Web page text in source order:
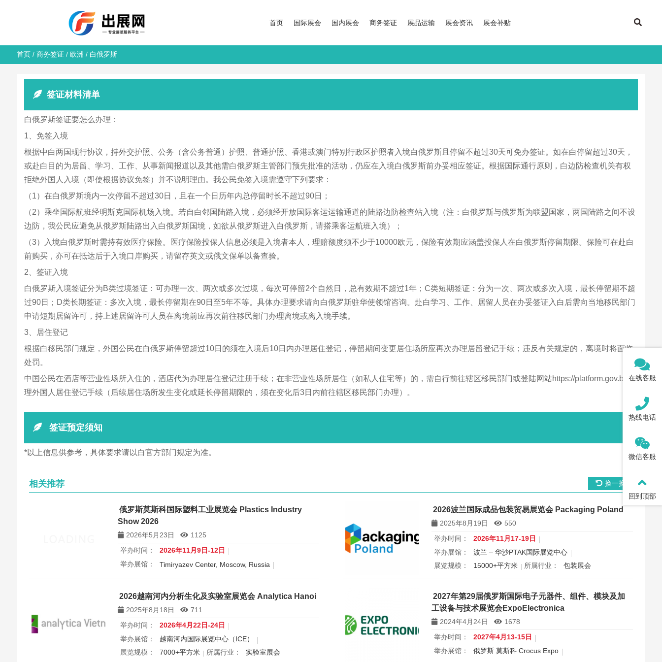
首页 国际展会 国内展会 商务签证 展品运输 展会资讯 展会补贴
首页/ 商务签证 / 欧洲 / 白俄罗斯
签证材料清单
白俄罗斯签证要怎么办理：
1、免签入境
根据中白两国现行协议，持外交护照、公务（含公务普通）护照、普通护照、香港或澳门特别行政区护照者入境白俄罗斯且停留不超过30天可免办签证。如在白停留超过30天，
或赴白目的为居留、学习、工作、从事新闻报道以及其他需白俄罗斯主管部门预先批准的活动，仍应在入境白俄罗斯前办妥相应签证。根据国际通行原则，白边防检查机关有权
拒绝外国人入境（即使根据协议免签）并不说明理由。我公民免签入境需遵守下列要求：
（1）在白俄罗斯境内一次停留不超过30日，且在一个日历年内总停留时长不超过90日；
（2）乘坐国际航班经明斯克国际机场入境。若自白邻国陆路入境，必须经开放国际客运运输通道的陆路边防检查站入境（注：白俄罗斯与俄罗斯为联盟国家，两国陆路之间不设
边防，我公民应避免从俄罗斯陆路出入白俄罗斯国境，如欲从俄罗斯进入白俄罗斯，请搭乘客运航班入境）；
（3）入境白俄罗斯时需持有效医疗保险。医疗保险投保人信息必须是入境者本人，理赔额度须不少于10000欧元，保险有效期应涵盖投保人在白俄罗斯停留期限。保险可在赴白
前购买，亦可在抵达后于入境口岸购买，请留存英文或俄文保单以备查验。
2、签证入境
白俄罗斯入境签证分为B类过境签证：可办理一次、两次或多次过境，每次可停留2个自然日，总有效期不超过1年；C类短期签证：分为一次、两次或多次入境，最长停留期不超
过90日；D类长期签证：多次入境，最长停留期在90日至5年不等。具体办理要求请向白俄罗斯驻华使领馆咨询。赴白学习、工作、居留人员在办妥签证入白后需向当地移民部门
申请短期居留许可，持上述居留许可人员在离境前应再次前往移民部门办理离境或离入境手续。
3、居住登记
根据白移民部门规定，外国公民在白俄罗斯停留超过10日的须在入境后10日内办理居住登记，停留期间变更居住场所应再次办理居留登记手续；违反有关规定的，离境时将面临
处罚。
中国公民在酒店等营业性场所入住的，酒店代为办理居住登记注册手续；在非营业性场所居住（如私人住宅等）的，需自行前往辖区移民部门或登陆网站https://platform.gov.by/办
理外国人居住登记手续（后续居住场所发生变化或延长停留期限的，须在变化后3日内前往辖区移民部门办理）。
签证预定须知
*以上信息供参考，具体要求请以白官方部门规定为准。
相关推荐 换一换
俄罗斯莫斯科国际塑料工业展览会 Plastics Industry
Show 2026
2026年5月23日
1125
举办时间：
2026年11月9日-12日
举办展馆：
Timiryazev Center, Moscow, Russia
展览规模：
8000+ 平方米 所属行业：
塑料橡胶机械
Plastics Industry Show 2026将于2026年11月9-12日在俄罗斯莫
斯科Timiryazev Center举办，是TECHNOFORUM机械工程与材
料加工展的塑料工业专属板块。
2026波兰国际成品包装贸易展览会 Packaging Poland
2025年8月19日
550
举办时间：
2026年11月17-19日
举办展馆：
波兰 – 华沙PTAK国际展览中心
展览规模：
15000+平方米 所属行业：
包装展会
2026波兰国际成品包装贸易展览会 Packaging Poland
2026越南河内分析生化及实验室展览会 Analytica Hanoi
2025年8月18日
711
举办时间：
2026年4月22日-24日
举办展馆：
越南河内国际展览中心（ICE）
展览规模：
7000+平方米 所属行业： 实验室展会
2027年第29届俄罗斯国际电子元器件、组件、模块及加
工设备与技术展览会ExpoElectronica
2024年4月24日
1678
举办时间：
2027年4月13-15日
举办展馆：
俄罗斯 莫斯科 Crocus Expo
在线客服
热线电话
微信客服
回到顶部